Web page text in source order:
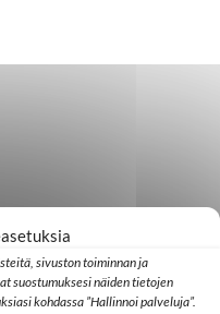
sivuston toiminnan ja
suostumuksesi näiden tietojen
kohdassa ”Hallinnoi palveluja”.